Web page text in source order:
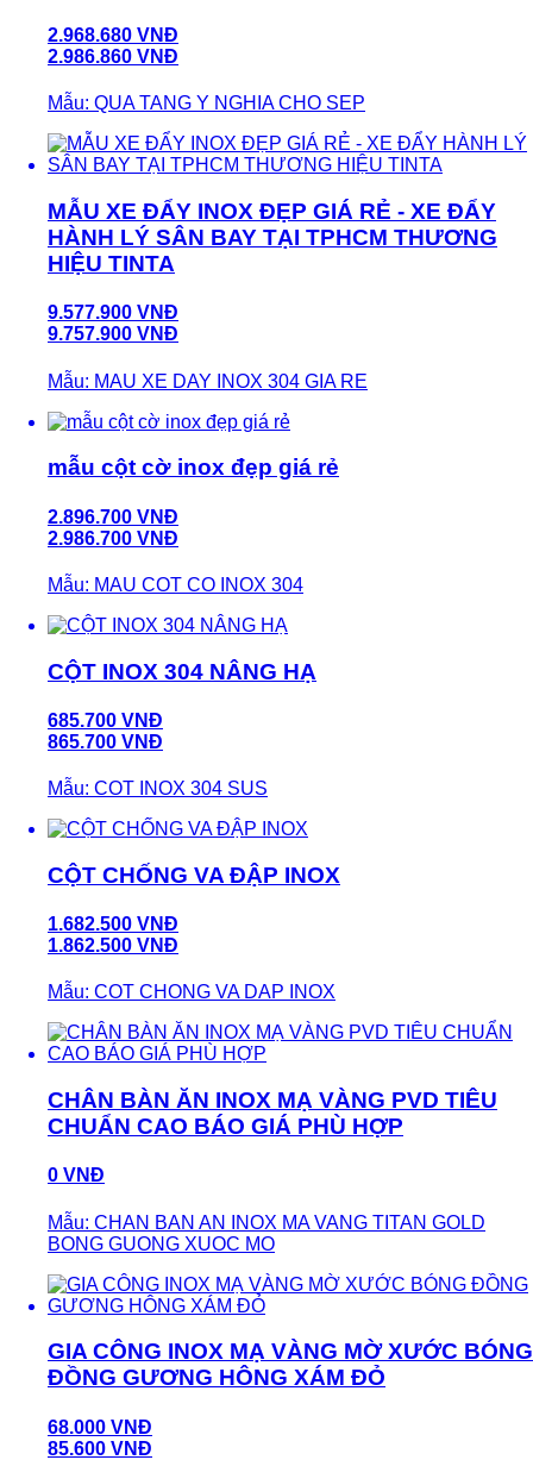
2.968.680 VNĐ
2.986.860 VNĐ
Mẫu: QUA TANG Y NGHIA CHO SEP
MẪU XE ĐẨY INOX ĐẸP GIÁ RẺ - XE ĐẨY
HÀNH LÝ SÂN BAY TẠI TPHCM THƯƠNG
HIỆU TINTA
9.577.900 VNĐ
9.757.900 VNĐ
Mẫu: MAU XE DAY INOX 304 GIA RE
mẫu cột cờ inox đẹp giá rẻ
2.896.700 VNĐ
2.986.700 VNĐ
Mẫu: MAU COT CO INOX 304
CỘT INOX 304 NÂNG HẠ
685.700 VNĐ
865.700 VNĐ
Mẫu: COT INOX 304 SUS
CỘT CHỐNG VA ĐẬP INOX
1.682.500 VNĐ
1.862.500 VNĐ
Mẫu: COT CHONG VA DAP INOX
CHÂN BÀN ĂN INOX MẠ VÀNG PVD TIÊU
CHUẨN CAO BÁO GIÁ PHÙ HỢP
0 VNĐ
Mẫu: CHAN BAN AN INOX MA VANG TITAN GOLD
BONG GUONG XUOC MO
GIA CÔNG INOX MẠ VÀNG MỜ XƯỚC BÓNG
ĐỒNG GƯƠNG HÔNG XÁM ĐỎ
68.000 VNĐ
85.600 VNĐ